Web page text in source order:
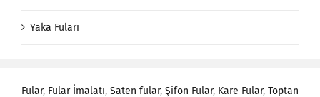
Yaka Fuları
Fular, Fular İmalatı, Saten fular, Şifon Fular, Kare Fular, Toptan